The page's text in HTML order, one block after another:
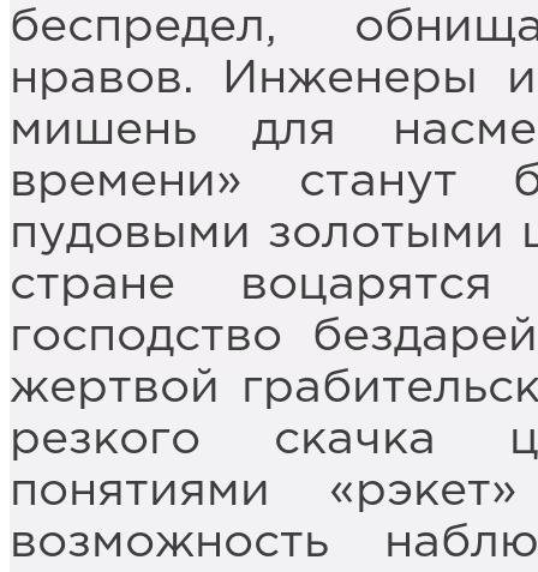
беспредел,
нравов. Инженеры и
мишень для
времени» станут
пудовыми золотыми
стране
господство
жертвой
резкого скачка
понятиями
возможность